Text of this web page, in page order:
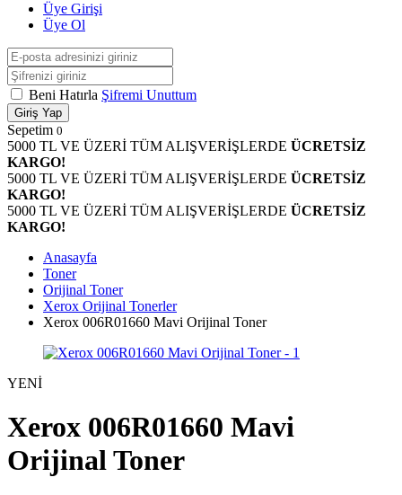
Üye Girişi
Üye Ol
Beni Hatırla Şifremi Unuttum
Giriş Yap
Sepetim 0
5000 TL VE ÜZERİ TÜM ALIŞVERİŞLERDE ÜCRETSİZ
KARGO!
5000 TL VE ÜZERİ TÜM ALIŞVERİŞLERDE ÜCRETSİZ
KARGO!
5000 TL VE ÜZERİ TÜM ALIŞVERİŞLERDE ÜCRETSİZ
KARGO!
Anasayfa
Toner
Orijinal Toner
Xerox Orijinal Tonerler
Xerox 006R01660 Mavi Orijinal Toner
YENİ
Xerox 006R01660 Mavi
Orijinal Toner